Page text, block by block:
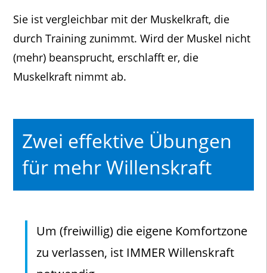
Sie ist vergleichbar mit der Muskelkraft, die
durch Training zunimmt. Wird der Muskel nicht
(mehr) beansprucht, erschlafft er, die
Muskelkraft nimmt ab.
Zwei effektive Übungen
für mehr Willenskraft
Um (freiwillig) die eigene Komfortzone
zu verlassen, ist IMMER Willenskraft